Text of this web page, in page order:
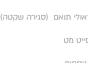
תואם (סגירה שקטה)
מט